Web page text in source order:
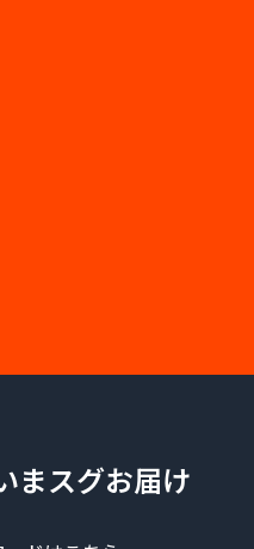
まスグお届け